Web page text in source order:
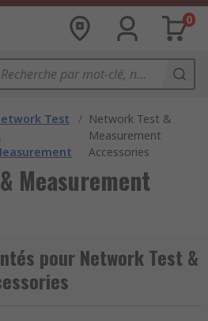
0
Test
/ Network Test &
Measurement
Accessories
Measurement
pour Network Test &